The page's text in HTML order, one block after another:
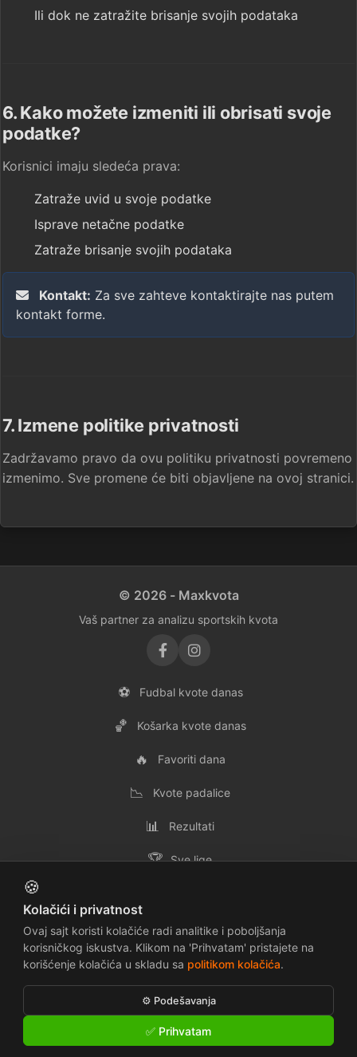
Ili dok ne zatražite brisanje svojih podataka
6. Kako možete izmeniti ili obrisati svoje
podatke?
Korisnici imaju sledeća prava:
Zatraže uvid u svoje podatke
Isprave netačne podatke
Zatraže brisanje svojih podataka
Kontakt: Za sve zahteve kontaktirajte nas putem
kontakt forme.
7. Izmene politike privatnosti
Zadržavamo pravo da ovu politiku privatnosti povremeno
izmenimo. Sve promene će biti objavljene na ovoj stranici.
© 2026 - Maxkvota
Vaš partner za analizu sportskih kvota
⚽ Fudbal kvote danas
🏀 Košarka kvote danas
🔥 Favoriti dana
📉 Kvote padalice
📊 Rezultati
🏆 Sve lige
✉️ Kontakt
📜 Uslovi korišćenja 🔒 Politika privatnosti
🍪 Politika kolačića ⚠️ Odricanje odgovornosti
🍪
Kolačići i privatnost
Ovaj sajt koristi kolačiće radi analitike i poboljšanja
korisničkog iskustva. Klikom na 'Prihvatam' pristajete na
korišćenje kolačića u skladu sa politikom kolačića.
⚙️ Podešavanja
✅ Prihvatam